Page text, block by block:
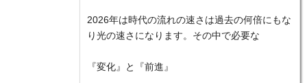
2026年は時代の流れの速さは過去の何倍にもな
り光の速さになります。その中で必要な
『変化』と『前進』